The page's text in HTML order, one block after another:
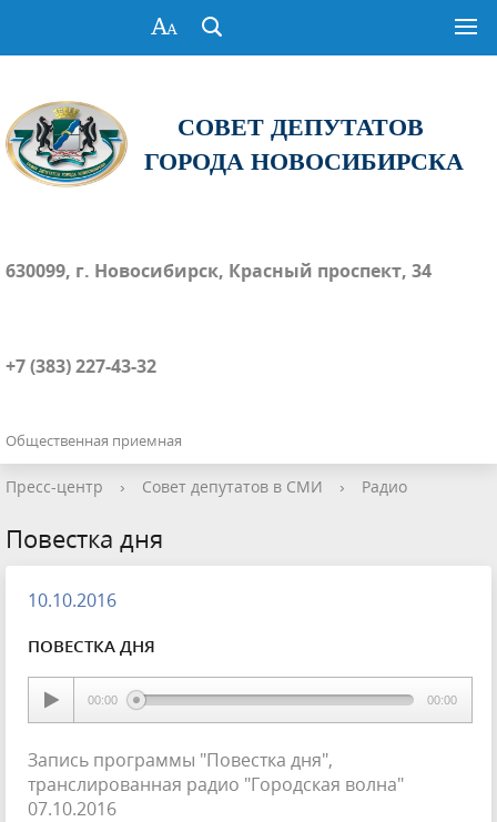
СОВЕТ ДЕПУТАТОВ
ГОРОДА НОВОСИБИРСКА
630099, г. Новосибирск, Красный проспект, 34
+7 (383) 227-43-32
Общественная приемная
Пресс-центр › Совет депутатов в СМИ › Радио
Повестка дня
10.10.2016
ПОВЕСТКА ДНЯ
00:00 00:00
Запись программы "Повестка дня",
транслированная радио "Городская волна"
07.10.2016